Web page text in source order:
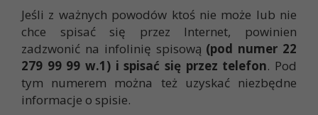
Jeśli z ważnych powodów ktoś nie może lub nie
chce spisać się przez Internet, powinien
zadzwonić na infolinię spisową (pod numer 22
279 99 99 w.1) i spisać się przez telefon. Pod
tym numerem można też uzyskać niezbędne
informacje o spisie.